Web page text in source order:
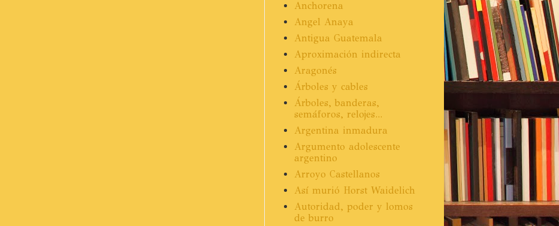
Anchorena
Angel Anaya
Antigua Guatemala
Aproximación indirecta
Aragonés
Árboles y cables
Árboles, banderas,
semáforos, relojes...
Argentina inmadura
Argumento adolescente
argentino
Arroyo Castellanos
Así murió Horst Waidelich
Autoridad, poder y lomos
de burro